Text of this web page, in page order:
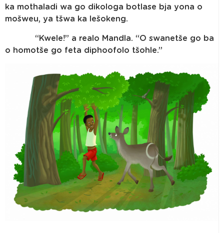
ka mothaladi wa go dikologa botlase bja yona o
mošweu, ya tšwa ka lešokeng.
“Kwele!” a realo Mandla. “O swanetše go ba
o homotše go feta diphoofolo tšohle.”